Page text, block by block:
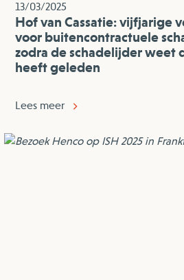
13/03/2025
Hof van Cassatie: vijfjarige
voor buitencontractuele
zodra de schadelijder weet
heeft geleden
Lees meer